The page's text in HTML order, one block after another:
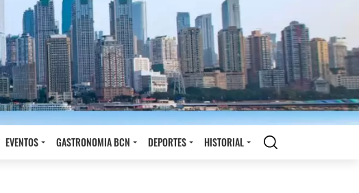
EVENTOS GASTRONOMIA BCN DEPORTES HISTORIAL